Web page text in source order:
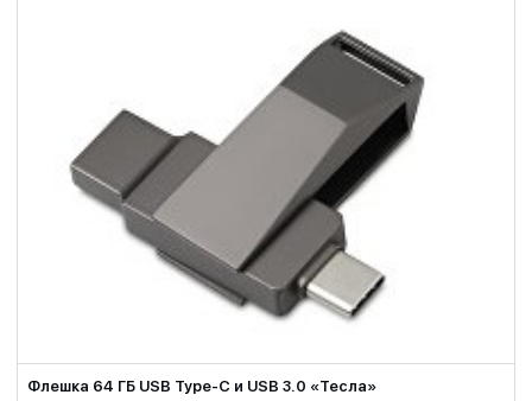
Флешка 64 ГБ USB Type-C и USB 3.0 «Тесла»